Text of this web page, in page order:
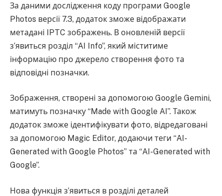
За даними дослідження коду програми Google
Photos версії 7.3, додаток зможе відображати
метадані IPTC зображень. В оновленій версії
з’явиться розділ “AI Info”, який міститиме
інформацію про джерело створення фото та
відповідні позначки.
Зображення, створені за допомогою Google Gemini,
матимуть позначку “Made with Google AI”. Також
додаток зможе ідентифікувати фото, відредаговані
за допомогою Magic Editor, додаючи теги “AI-
Generated with Google Photos” та “AI-Generated with
Google”.
Нова функція з’явиться в розділі деталей